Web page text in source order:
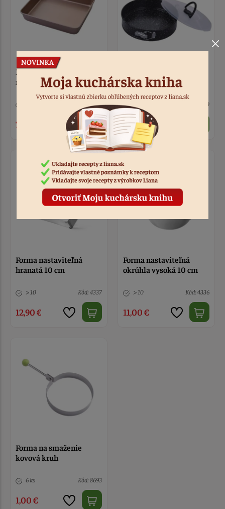
Plech na pečenie
nepriľnavý 32 x 27 x 6 cm
Kód: 5851
7,50 €
vrchnákom 28 cm
Kód: 4770
8,40 €
Forma nastaviteľná
hranatá 10 cm
> 10 Kód: 4337
12,90 €
Forma nastaviteľná
okrúhla vysoká 10 cm
> 10 Kód: 4336
11,00 €
Forma na smaženie
kovová kruh
6 ks Kód: 8693
1,00 €